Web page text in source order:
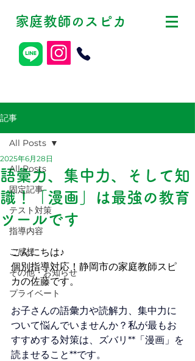
家庭教師の スピカ
記事
All Posts
固定記事
テスト対策
指導内容
ご感想
その他・お知らせ
プライベート
All Posts
語彙力、集中力、そして知
識！「漫画」は最強の教育
ツールです
2025年6月28日
こんにちは♪
個別指導対応！静岡市の家庭教師スピ
カの佐藤です。
お子さんの語彙力や読解力、集中力に
ついて悩んでいませんか？私が最もお
すすめする対策は、ズバリ**「漫画」を
読ませること**です。